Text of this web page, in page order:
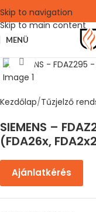
Skip to navigation
Skip to main content
MENÜ
Nagyítás
Kezdőlap Tűzjelző
SIEMENS –
(FDA26x,
Ajánlatkérés